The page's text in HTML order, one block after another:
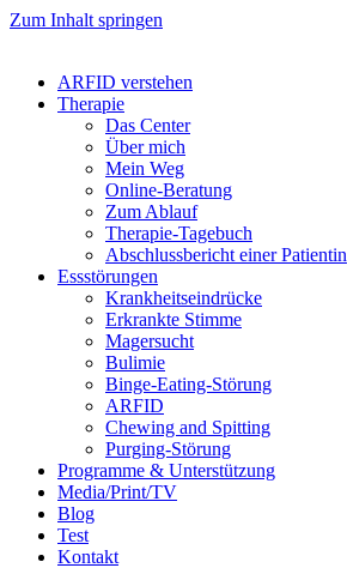
Zum Inhalt springen
ARFID verstehen
Therapie
Das Center
Über mich
Mein Weg
Online-Beratung
Zum Ablauf
Therapie-Tagebuch
Abschlussbericht einer Patientin
Essstörungen
Krankheitseindrücke
Erkrankte Stimme
Magersucht
Bulimie
Binge-Eating-Störung
ARFID
Chewing and Spitting
Purging-Störung
Programme & Unterstützung
Media/Print/TV
Blog
Test
Kontakt